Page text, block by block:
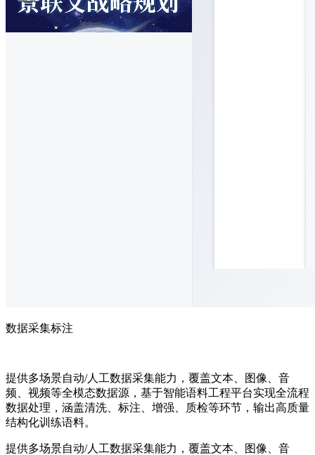
数据采集标注
提供多场景自动/人工数据采集能力，覆盖文本、图像、音
频、视频等全模态数据源，基于智能语料工程平台实现全流程
数据处理，涵盖清洗、标注、增强、质检等环节，输出高质量
结构化训练语料。
提供多场景自动/人工数据采集能力，覆盖文本、图像、音